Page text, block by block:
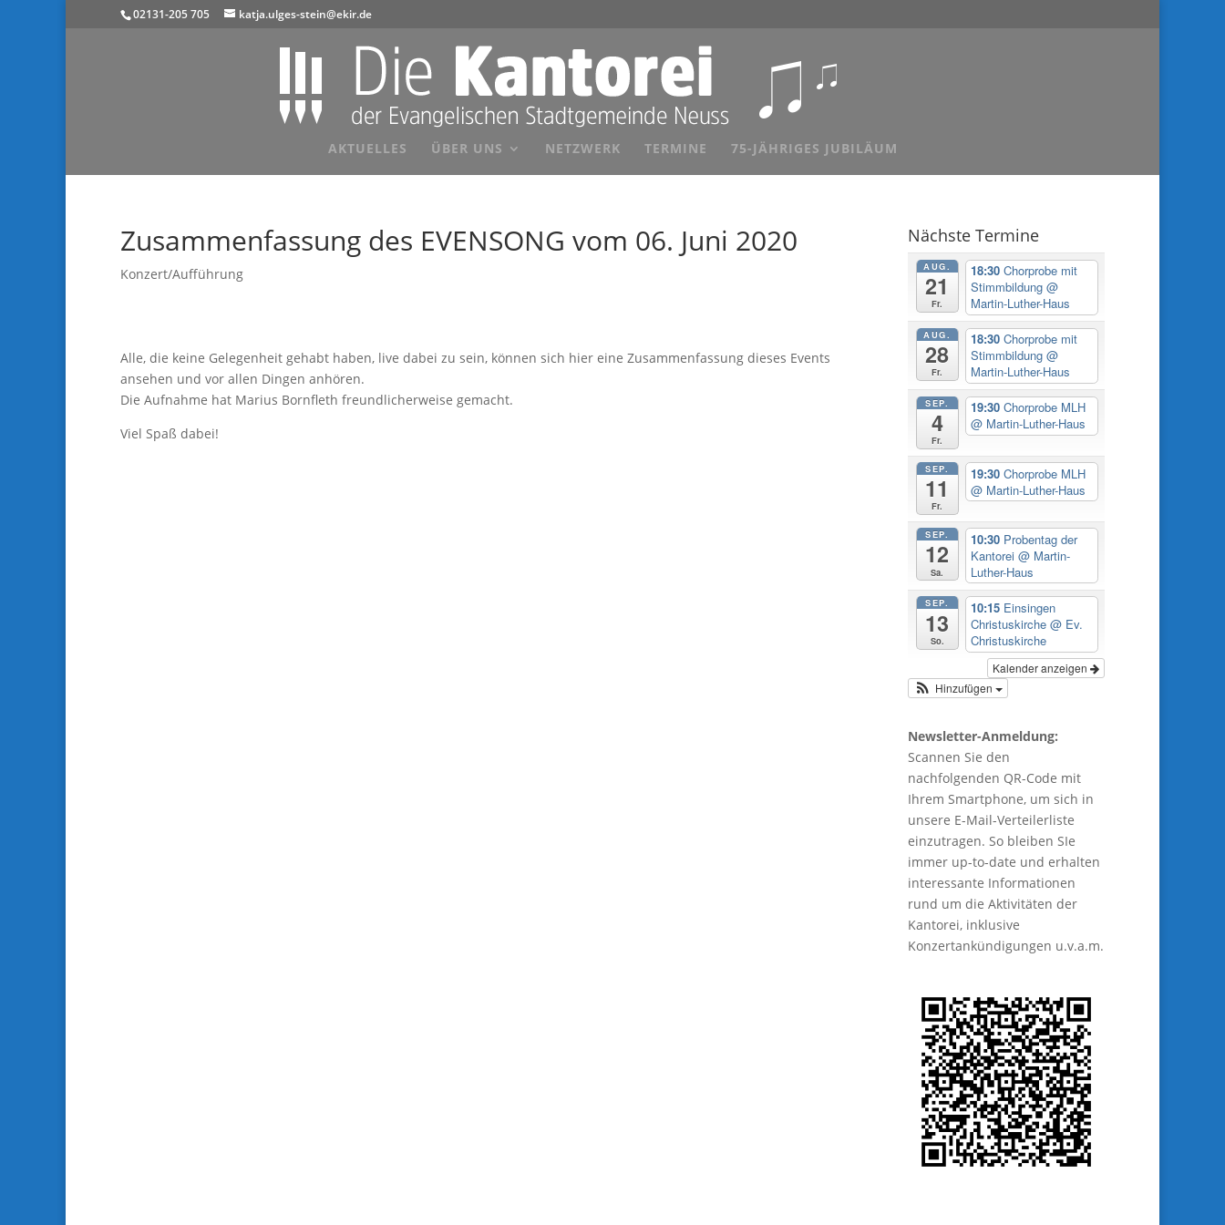
02131-205 705 katja.ulges-stein@ekir.de
AKTUELLES ÜBER UNS NETZWERK TERMINE 75-JÄHRIGES JUBILÄUM
Zusammenfassung des EVENSONG vom 06. Juni 2020
Konzert/Aufführung
Alle, die keine Gelegenheit gehabt haben, live dabei zu sein, können sich hier eine Zusammenfassung dieses Events
ansehen und vor allen Dingen anhören.
Die Aufnahme hat Marius Bornfleth freundlicherweise gemacht.
Viel Spaß dabei!
Nächste Termine
AUG.
21
Fr.
18:30 Chorprobe mit
Stimmbildung @
Martin-Luther-Haus
AUG.
28
Fr.
18:30 Chorprobe mit
Stimmbildung @
Martin-Luther-Haus
SEP.
4
Fr.
19:30 Chorprobe MLH
@ Martin-Luther-Haus
SEP.
11
Fr.
19:30 Chorprobe MLH
@ Martin-Luther-Haus
SEP.
12
Sa.
10:30 Probentag der
Kantorei @ Martin-
Luther-Haus
SEP.
13
So.
10:15 Einsingen
Christuskirche @ Ev.
Christuskirche
Kalender anzeigen
Hinzufügen
Newsletter-Anmeldung:
Scannen Sie den
nachfolgenden QR-Code mit
Ihrem Smartphone, um sich in
unsere E-Mail-Verteilerliste
einzutragen. So bleiben SIe
immer up-to-date und erhalten
interessante Informationen
rund um die Aktivitäten der
Kantorei, inklusive
Konzertankündigungen u.v.a.m.